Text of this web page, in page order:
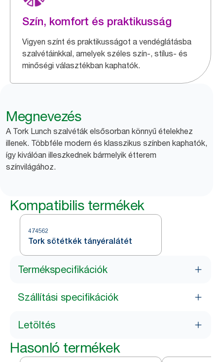
Szín, komfort és praktikusság
Vigyen színt és praktikusságot a vendéglátásba
szalvétáinkkal, amelyek széles szín-, stílus- és
minőségi választékban kaphatók.
Megnevezés
A Tork Lunch szalvéták elsősorban könnyű ételekhez
illenek. Többféle modern és klasszikus színben kaphatók,
így kiválóan illeszkednek bármelyik étterem
színvilágához.
Kompatibilis termékek
474562
Tork sötétkék tányéralátét
Termékspecifikációk
Szállítási specifikációk
Letöltés
Hasonló termékek